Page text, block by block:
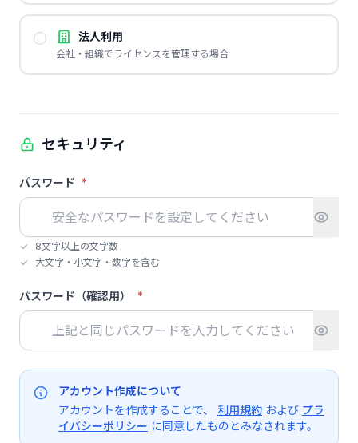
法人利用
会社・組織でライセンスを管理する場合
セキュリティ
パスワード *
8文字以上の文字数
大文字・小文字・数字を含む
パスワード（確認用） *
アカウント作成について
アカウントを作成することで、 利用規約 および プラ
イバシーポリシー に同意したものとみなされます。